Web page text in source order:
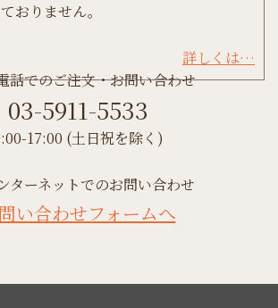
おりません。
詳しくは…
話でのご注文・お問い合わせ
03-5911-5533
17:00 (土日祝を除く)
ターネットでのお問い合わせ
い合わせフォームへ